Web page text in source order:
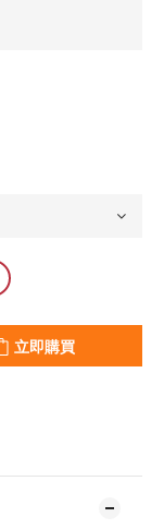
立即購買